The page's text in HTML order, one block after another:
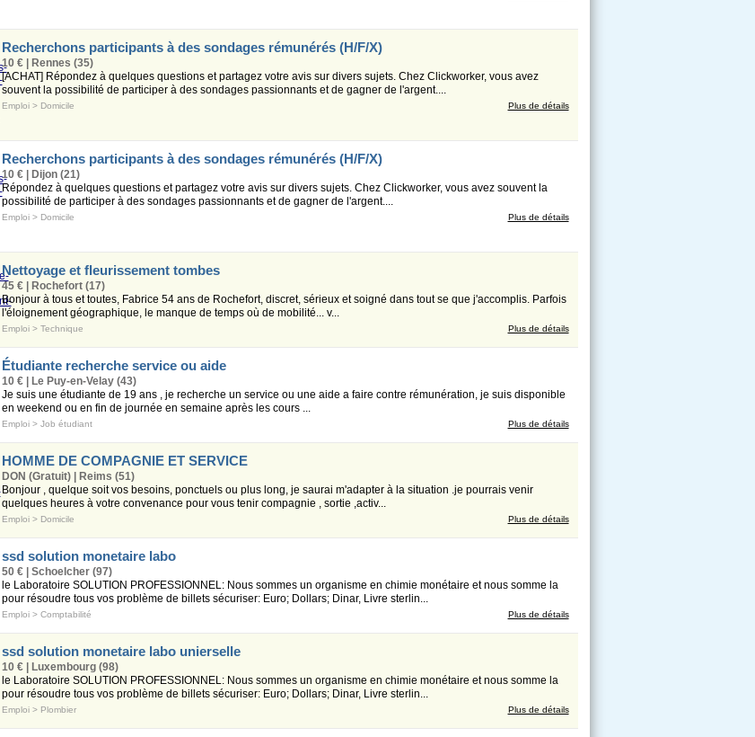
Recherchons participants à des sondages rémunérés (H/F/X)
10 € | Rennes (35)
[ACHAT] Répondez à quelques questions et partagez votre avis sur divers sujets. Chez Clickworker, vous avez
souvent la possibilité de participer à des sondages passionnants et de gagner de l'argent....
Emploi> Domicile Plus de détails
Recherchons participants à des sondages rémunérés (H/F/X)
10 € | Dijon (21)
Répondez à quelques questions et partagez votre avis sur divers sujets. Chez Clickworker, vous avez souvent la
possibilité de participer à des sondages passionnants et de gagner de l'argent....
Emploi> Domicile Plus de détails
Nettoyage et fleurissement tombes
45 € | Rochefort (17)
Bonjour à tous et toutes, Fabrice 54 ans de Rochefort, discret, sérieux et soigné dans tout se que j'accomplis. Parfois
l'éloignement géographique, le manque de temps où de mobilité... v...
Emploi> Technique Plus de détails
Étudiante recherche service ou aide
10 € | Le Puy-en-Velay (43)
Je suis une étudiante de 19 ans , je recherche un service ou une aide a faire contre rémunération, je suis disponible
en weekend ou en fin de journée en semaine après les cours ...
Emploi> Job étudiant Plus de détails
HOMME DE COMPAGNIE ET SERVICE
DON (Gratuit) | Reims (51)
Bonjour , quelque soit vos besoins, ponctuels ou plus long, je saurai m'adapter à la situation .je pourrais venir
quelques heures à votre convenance pour vous tenir compagnie , sortie ,activ...
Emploi> Domicile Plus de détails
ssd solution monetaire labo
50 € | Schoelcher (97)
le Laboratoire SOLUTION PROFESSIONNEL: Nous sommes un organisme en chimie monétaire et nous somme la
pour résoudre tous vos problème de billets sécuriser: Euro; Dollars; Dinar, Livre sterlin...
Emploi> Comptabilité Plus de détails
ssd solution monetaire labo unierselle
10 € | Luxembourg (98)
le Laboratoire SOLUTION PROFESSIONNEL: Nous sommes un organisme en chimie monétaire et nous somme la
pour résoudre tous vos problème de billets sécuriser: Euro; Dollars; Dinar, Livre sterlin...
Emploi> Plombier Plus de détails